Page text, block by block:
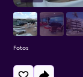
Fotos